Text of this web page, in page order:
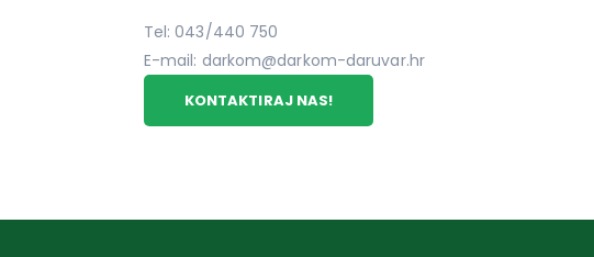
Tel: 043/440 750
E-mail: darkom@darkom-daruvar.hr
KONTAKTIRAJ NAS!